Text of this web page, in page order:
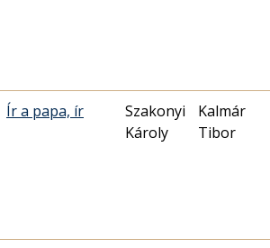
Ír a papa, ír
Szakonyi
Károly
Kalmár
Tibor